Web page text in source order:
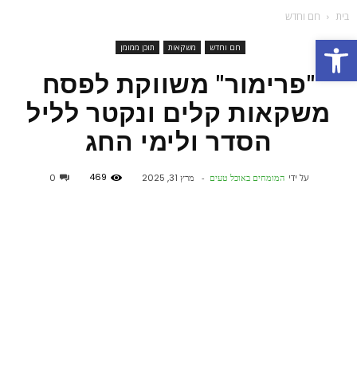
פתח סרגל נגישות
בית חם וחדש
חם וחדש משקאות תוכן ממומן
"פרימור" משווקת לפסח
משקאות קלים ונקטר לליל
הסדר ולימי החג
על ידי המומחים באוכל טעים - מרץ 31, 2025 469
0